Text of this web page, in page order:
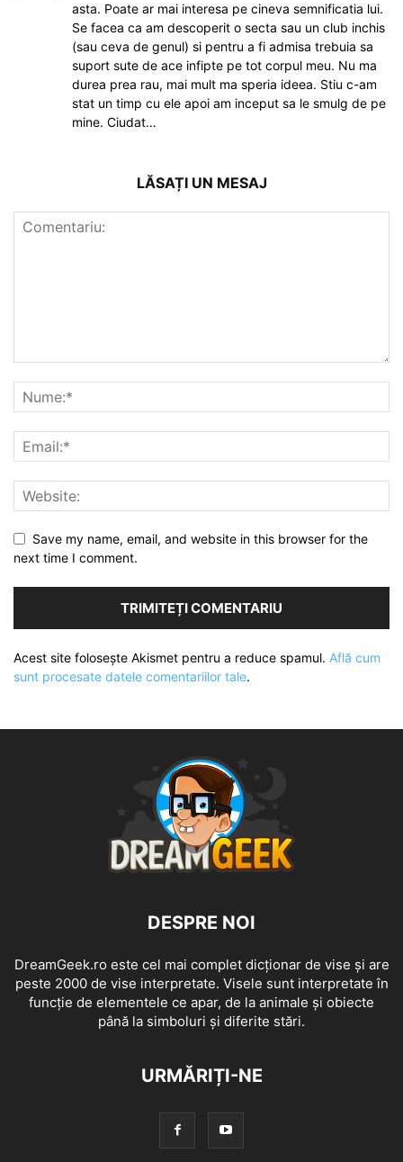
asta. Poate ar mai interesa pe cineva semnificatia lui.
Se facea ca am descoperit o secta sau un club inchis
(sau ceva de genul) si pentru a fi admisa trebuia sa
suport sute de ace infipte pe tot corpul meu. Nu ma
durea prea rau, mai mult ma speria ideea. Stiu c-am
stat un timp cu ele apoi am inceput sa le smulg de pe
mine. Ciudat…
LĂSAȚI UN MESAJ
Save my name, email, and website in this browser for the
next time I comment.
Acest site folosește Akismet pentru a reduce spamul. Află cum
sunt procesate datele comentariilor tale.
DESPRE NOI
DreamGeek.ro este cel mai complet dicționar de vise și are
peste 2000 de vise interpretate. Visele sunt interpretate în
funcție de elementele ce apar, de la animale și obiecte
până la simboluri și diferite stări.
URMĂRIȚI-NE